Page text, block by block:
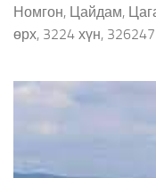
Номгон, Цайдам,
өрх, 3224 хүн,